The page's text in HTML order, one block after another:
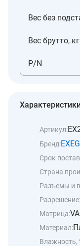
Вес без
Вес брутто, кг
P/N
Артикул:
Бренд:
Срок
Страна
Разъемы и
Разрешение:
Матрица:VA
Материал:
Влажность,